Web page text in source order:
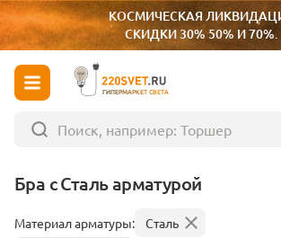
КОСМИЧЕСКАЯ
СКИДКИ 30% 50% И 70%.
ГИПЕРМАРКЕТ СВЕТА
Бра с Сталь арматурой
Материал арматуры: Сталь